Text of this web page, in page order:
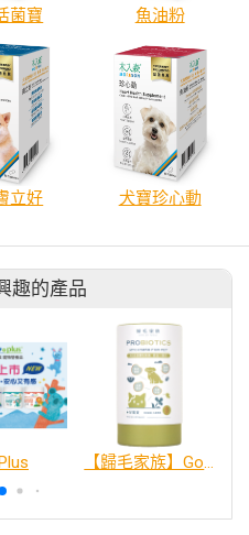
菌寶 魚油粉
立好 犬寶珍心動
趣的產品
【歸毛家族】Good寶系列寵物保健品－好腸寶 30包/盒